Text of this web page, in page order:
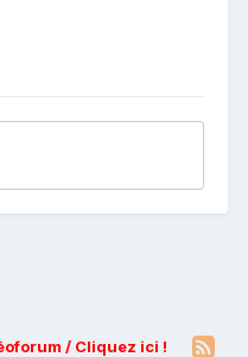
/ Cliquez ici !